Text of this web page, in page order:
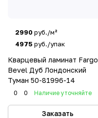
2990 руб./м²
4975 руб./упак
Кварцевый ламинат Fargo
Bevel Дуб Лондонский
Туман 50-81996-14
0 0 Наличие уточняйте
Заказать